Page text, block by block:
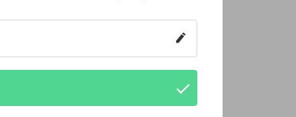
Elérhető méretek: